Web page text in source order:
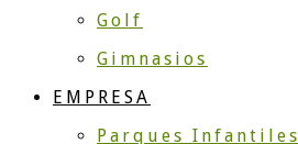
Golf
Gimnasios
EMPRESA
Parques Infantiles